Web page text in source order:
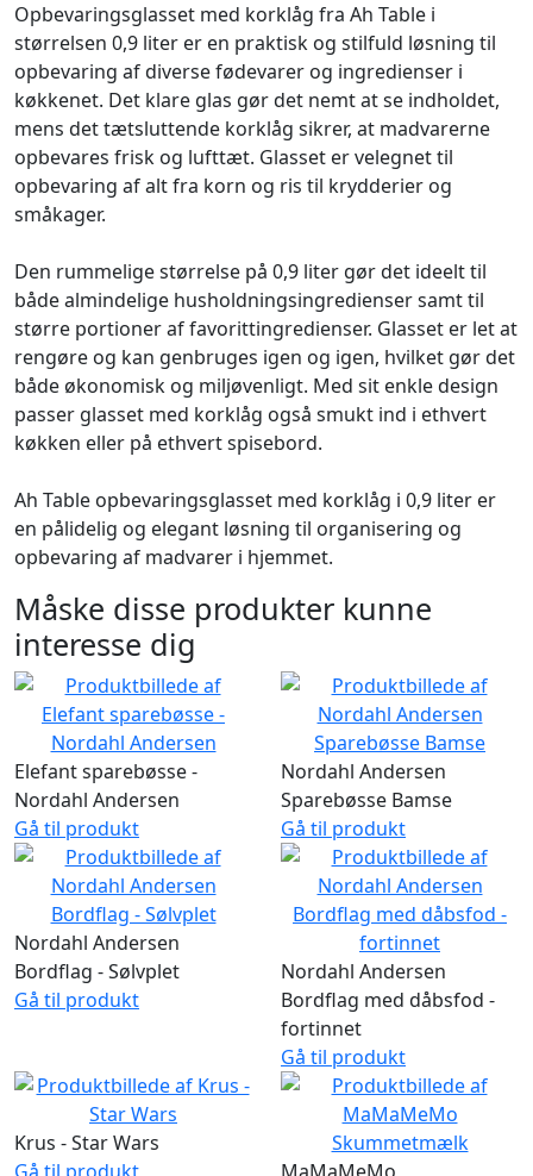
Opbevaringsglasset med korklåg fra Ah Table i
størrelsen 0,9 liter er en praktisk og stilfuld løsning til
opbevaring af diverse fødevarer og ingredienser i
køkkenet. Det klare glas gør det nemt at se indholdet,
mens det tætsluttende korklåg sikrer, at madvarerne
opbevares frisk og lufttæt. Glasset er velegnet til
opbevaring af alt fra korn og ris til krydderier og
småkager.
Den rummelige størrelse på 0,9 liter gør det ideelt til
både almindelige husholdningsingredienser samt til
større portioner af favorittingredienser. Glasset er let at
rengøre og kan genbruges igen og igen, hvilket gør det
både økonomisk og miljøvenligt. Med sit enkle design
passer glasset med korklåg også smukt ind i ethvert
køkken eller på ethvert spisebord.
Ah Table opbevaringsglasset med korklåg i 0,9 liter er
en pålidelig og elegant løsning til organisering og
opbevaring af madvarer i hjemmet.
Måske disse produkter kunne
interesse dig
Elefant sparebøsse -
Nordahl Andersen
Gå til produkt
Nordahl Andersen
Sparebøsse Bamse
Gå til produkt
Nordahl Andersen
Bordflag - Sølvplet
Gå til produkt
Nordahl Andersen
Bordflag med dåbsfod -
fortinnet
Gå til produkt
Krus - Star Wars